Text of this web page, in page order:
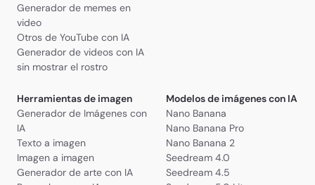
Generador de memes en
video
Otros de YouTube con IA
Generador de videos con IA
sin mostrar el rostro
Herramientas de imagen
Generador de Imágenes con
IA
Texto a imagen
Imagen a imagen
Generador de arte con IA
Modelos de imágenes con IA
Nano Banana
Nano Banana Pro
Nano Banana 2
Seedream 4.0
Seedream 4.5